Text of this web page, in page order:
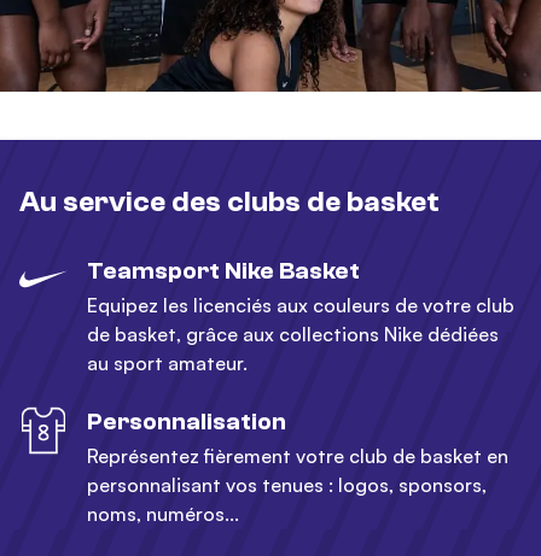
Au service des clubs de basket
Teamsport Nike Basket
Equipez les licenciés aux couleurs de votre club
de basket, grâce aux collections Nike dédiées
au sport amateur.
Personnalisation
Représentez fièrement votre club de basket en
personnalisant vos tenues : logos, sponsors,
noms, numéros...